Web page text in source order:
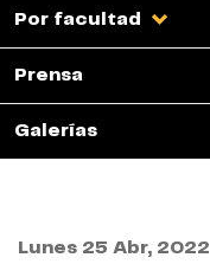
Por facultad
Prensa
Galerías
Lunes 25 Abr, 2022